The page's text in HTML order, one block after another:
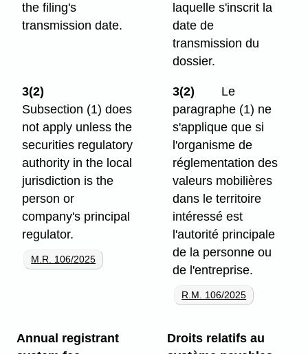
the filing's
transmission date.
laquelle s'inscrit la
date de
transmission du
dossier.
3(2)
Subsection (1) does
not apply unless the
securities regulatory
authority in the local
jurisdiction is the
person or
company's principal
regulator.
M.R. 106/2025
3(2)
Le
paragraphe (1) ne
s'applique que si
l'organisme de
réglementation des
valeurs mobilières
dans le territoire
intéressé est
l'autorité principale
de la personne ou
de l'entreprise.
R.M. 106/2025
Annual registrant
Droits relatifs au